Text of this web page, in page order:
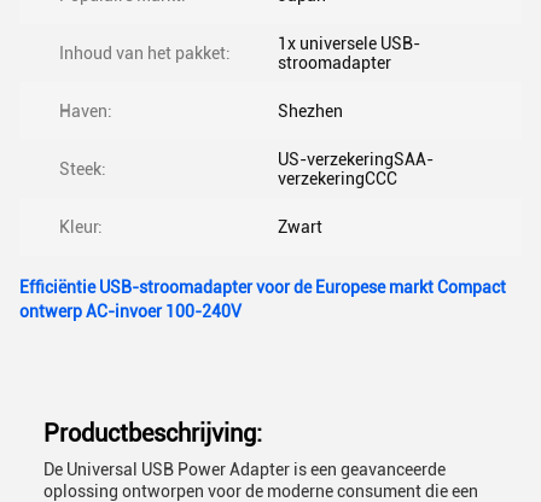
Inhoud van het pakket:
1x universele USB-
stroomadapter
Haven: Shezhen
Steek:
US-verzekeringSAA-
verzekeringCCC
Kleur: Zwart
Efficiëntie USB-stroomadapter voor de Europese markt Compact
ontwerp AC-invoer 100-240V
Productbeschrijving:
De Universal USB Power Adapter is een geavanceerde
oplossing ontworpen voor de moderne consument die een